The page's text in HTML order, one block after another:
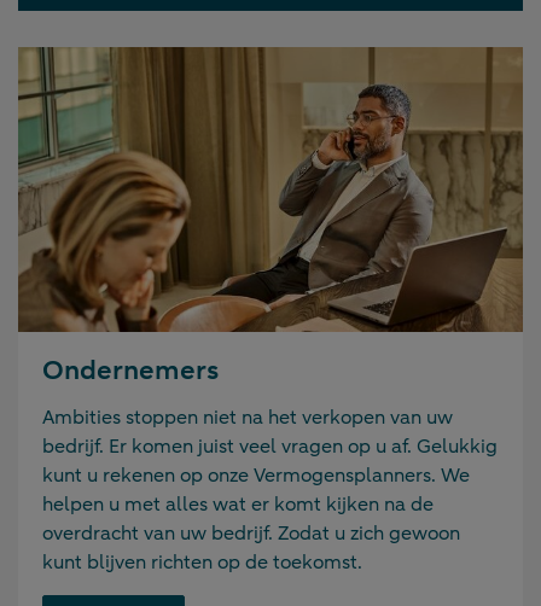
Ondernemers
Ambities stoppen niet na het verkopen van uw
bedrijf. Er komen juist veel vragen op u af. Gelukkig
kunt u rekenen op onze Vermogensplanners. We
helpen u met alles wat er komt kijken na de
overdracht van uw bedrijf. Zodat u zich gewoon
kunt blijven richten op de toekomst.